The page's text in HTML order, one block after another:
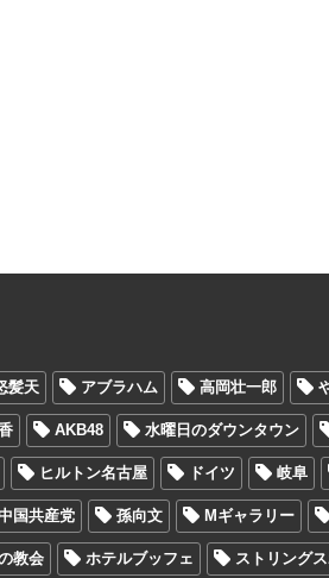
髪天 アブラハム 高岡壮一郎
AKB48 水曜日のダウンタウン
ヒルトン名古屋 ドイツ 岐阜
国共産党 孫向文 Mギャラリー
教会 ホテルブッフェ ストリング